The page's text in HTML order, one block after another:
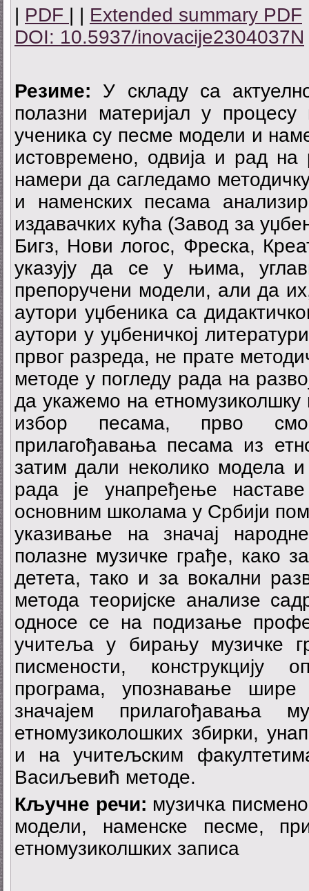
PDF Extended summary PDF
DOI: 10.5937/inovacije2304037N
Резиме: У складу са
полазни материјал у
ученика су песме модели и
истовремено, одвија и рад на
намери да сагледамо
и наменских песама
издавачких кућа (Завод за
Бигз, Нови логос, Фреска,
указују да се у њима,
препоручени модели, али да
аутори уџбеника са
аутори у уџбеничкој
првог разреда, не прате
методе у погледу рада на
да укажемо на етномузиколшку
избор песама, прво смо
прилагођавања песама из
затим дали неколико модела
рада је унапређење
основним школама у Србији
указивање на значај
полазне музичке грађе, како
детета, тако и за вокални
метода теоријске анализе
односе се на подизање
учитеља у бирању музичке
писмености, конструкцију
програма, упознавање шире
значајем прилагођавања
етномузиколошких збирки,
и на учитељским
Васиљевић методе.
Кључне речи: музичка
модели, наменске песме,
етномузиколшких записа